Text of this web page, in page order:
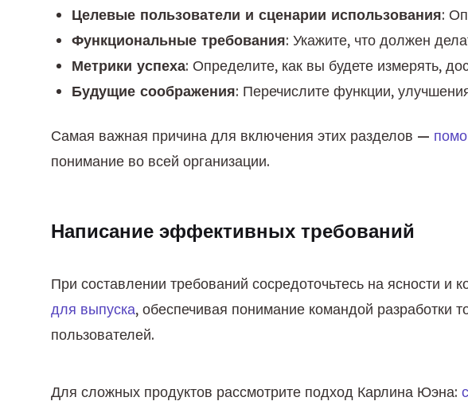
Целевые пользователи и сценарии использования:
Функциональные требования: Укажите, что должен
Метрики успеха: Определите, как вы будете измерять,
Будущие соображения: Перечислите функции,
Самая важная причина для включения этих разделов —
понимание во всей организации.
Написание эффективных требований
При составлении требований сосредоточьтесь на ясности и
для выпуска, обеспечивая понимание командой разработки
пользователей.
Для сложных продуктов рассмотрите подход Карлина Юэна: